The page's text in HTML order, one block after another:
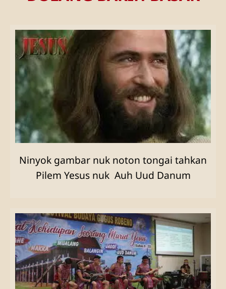
Ninyok gambar nuk noton tongai tahkan
Pilem Yesus nuk Auh Uud Danum